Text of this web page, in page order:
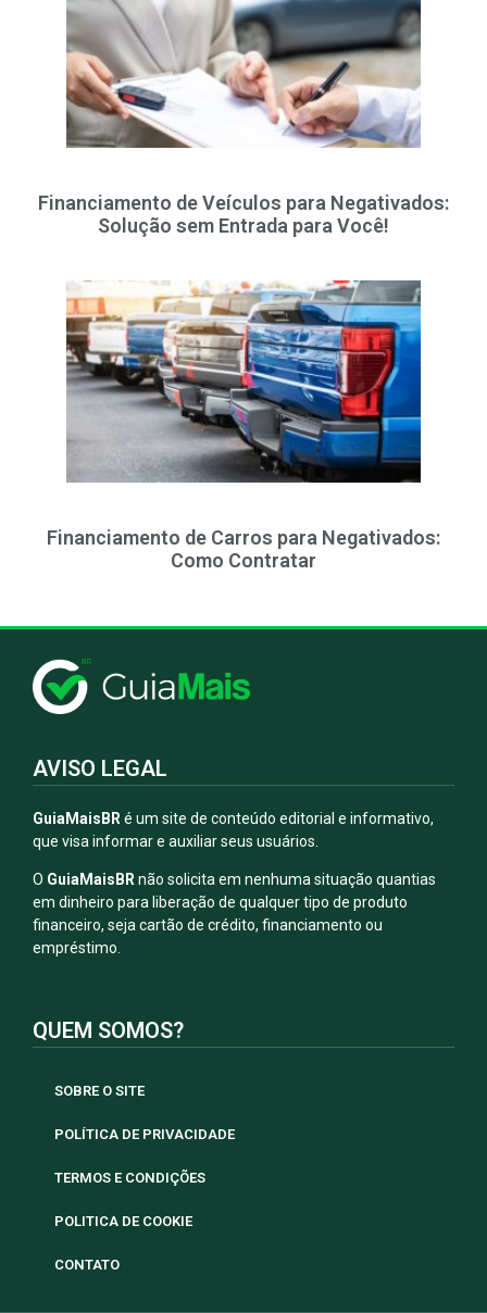
Financiamento de Veículos para Negativados:
Solução sem Entrada para Você!
Financiamento de Carros para Negativados:
Como Contratar
AVISO LEGAL
GuiaMaisBR é um site de conteúdo editorial e informativo,
que visa informar e auxiliar seus usuários.
O GuiaMaisBRnão solicita em nenhuma situação quantias
em dinheiro para liberação de qualquer tipo de produto
financeiro, seja cartão de crédito, financiamento ou
empréstimo.
QUEM SOMOS?
SOBRE O SITE
POLÍTICA DE PRIVACIDADE
TERMOS E CONDIÇÕES
POLITICA DE COOKIE
CONTATO